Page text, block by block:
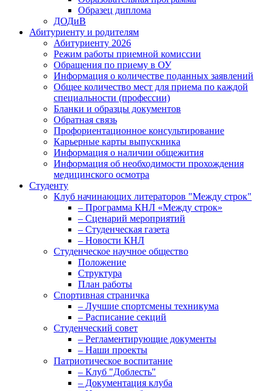
Образец диплома
ДОДиВ
Абитуриенту и родителям
Абитуриенту 2026
Режим работы приемной комиссии
Обращения по приему в ОУ
Информация о количестве поданных заявлений
Общее количество мест для приема по каждой
специальности (профессии)
Бланки и образцы документов
Обратная связь
Профориентационное консультирование
Карьерные карты выпускника
Информация о наличии общежития
Информация об необходимости прохождения
медицинского осмотра
Студенту
Клуб начинающих литераторов "Между строк"
– Программа КНЛ «Между строк»
– Сценарий мероприятий
– Студенческая газета
– Новости КНЛ
Студенческое научное общество
Положение
Структура
План работы
Спортивная страничка
– Лучшие спортсмены техникума
– Расписание секций
Студенческий совет
– Регламентирующие документы
– Наши проекты
Патриотическое воспитание
– Клуб "Доблесть"
– Документация клуба